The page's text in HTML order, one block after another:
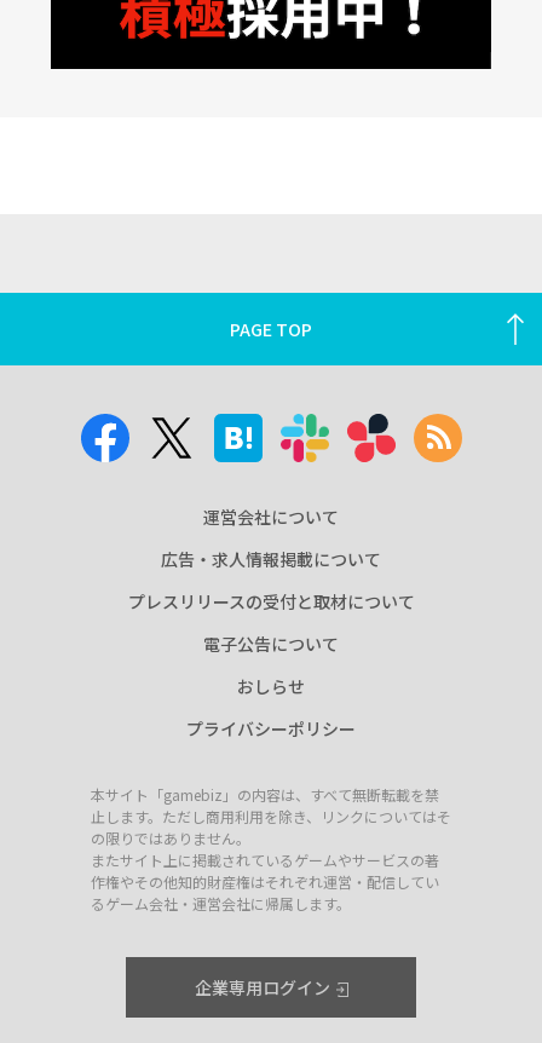
PAGE TOP
運営会社について
広告・求人情報掲載について
プレスリリースの受付と取材について
電子公告について
おしらせ
プライバシーポリシー
本サイト「gamebiz」の内容は、すべて無断転載を禁
止します。ただし商用利用を除き、リンクについてはそ
の限りではありません。
またサイト上に掲載されているゲームやサービスの著
作権やその他知的財産権はそれぞれ運営・配信してい
るゲーム会社・運営会社に帰属します。
企業専用ログイン